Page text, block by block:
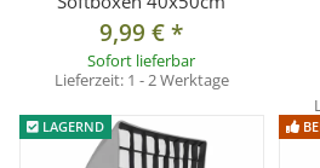
9,99 €*
Sofort lieferbar
Lieferzeit: 1 - 2 Werktage
LAGERND